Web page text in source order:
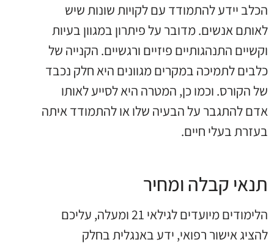
הכלב יידע להתמודד עם לקויות שונות שיש
לאותם אנשים. מדובר על פיתרון במגוון בעיות
וקשיים התנהגותיים פיזיים ורגשיים. הקנייה של
כלבים לתמיכה במקרים מגוונים היא חלק נכבד
של הקורס. וכמו כן, המטרה היא לסייע לאותו
אדם להתגבר על הבעיה שלו או להתמודד איתה
בעזרת בעלי חיים.
תנאי קבלה ומחיר
הלימודים מיועדים לגילאי 21 ומעלה, עליכם
להציג אישור רפואי, ידע באנגלית בחלק